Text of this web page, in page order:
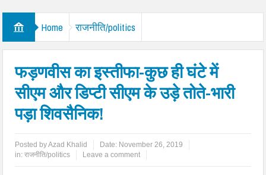
Home राजनीति/politics
फड़णवीस का इस्तीफा-कुछ ही घंटे में
सीएम और डिप्टी सीएम के उड़े तोते-भारी
पड़ा शिवसैनिक!
Posted byAzad Khalid Date: November 26, 2019
in:राजनीति/politics Leave a comment